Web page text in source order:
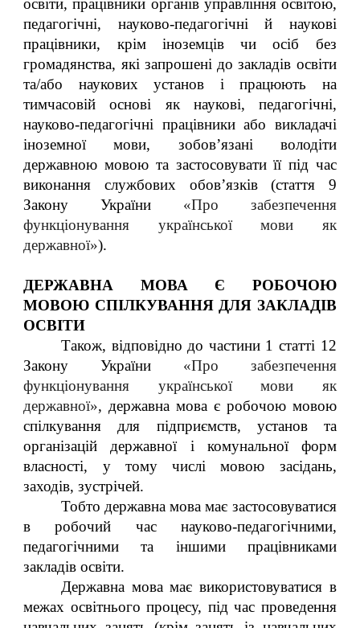
освіти, працівники органів управління освітою,
педагогічні, науково-педагогічні й наукові
працівники, крім іноземців чи осіб без
громадянства, які запрошені до закладів освіти
та/або наукових установ і працюють на
тимчасовій основі як наукові, педагогічні,
науково-педагогічні працівники або викладачі
іноземної мови, зобов’язані володіти
державною мовою та застосовувати її під час
виконання службових обов’язків (стаття 9
Закону України
«Про забезпечення
функціонування української мови як
державної»).
ДЕРЖАВНА МОВА Є РОБОЧОЮ
МОВОЮ СПІЛКУВАННЯ ДЛЯ ЗАКЛАДІВ
ОСВІТИ
Також, відповідно до частини 1 статті 12
Закону України «Про забезпечення
функціонування української мови як
державної», державна мова є робочою мовою
спілкування для підприємств, установ та
організацій державної і комунальної форм
власності, у тому числі мовою засідань,
заходів, зустрічей.
Тобто державна мова має застосовуватися
в робочий час науково-педагогічними,
педагогічними та іншими працівниками
закладів освіти.
Державна мова має використовуватися в
межах освітнього процесу, під час проведення